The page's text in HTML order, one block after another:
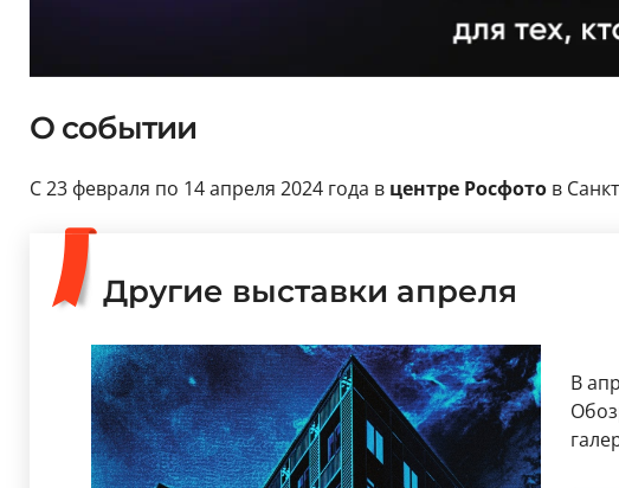
О событии
С 23 февраля по 14 апреля 2024 года в центре Росфотов
Другие выставки апреля
В